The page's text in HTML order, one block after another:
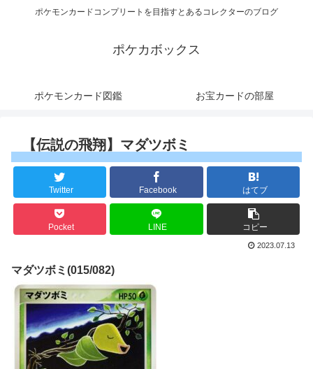
ポケモンカードコンプリートを目指すとあるコレクターのブログ
ポケカボックス
ポケモンカード図鑑 お宝カードの部屋
【伝説の飛翔】マダツボミ
Twitter Facebook はてブ
Pocket LINE コピー
2023.07.13
マダツボミ(015/082)